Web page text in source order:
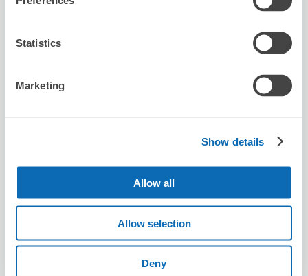
Statistics
Marketing
Show details
Allow all
Allow selection
Deny
カラオケBanBan名古屋太閤口店
名古屋駅から徒歩5分
本日の営業時間: 10:00〜04:00
4.5
第一次使用這個app預約寄放行李，預約過程簡單方便，這